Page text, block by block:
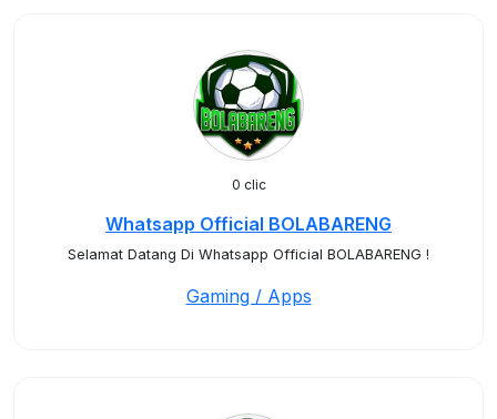
0 clic
Whatsapp Official BOLABARENG
Selamat Datang Di Whatsapp Official BOLABARENG !
Gaming / Apps